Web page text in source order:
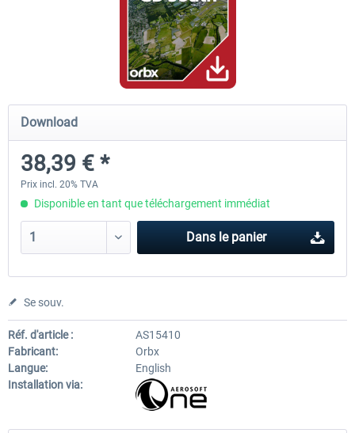
Hamburg-Finkenwerder
12,00 € *
Download
38,39 € *
Prix incl. 20% TVA
Disponible en tant que téléchargement immédiat
Dans le panier
Se souv.
Réf. d'article :
AS15410
Fabricant:
Orbx
Langue:
English
Installation via: